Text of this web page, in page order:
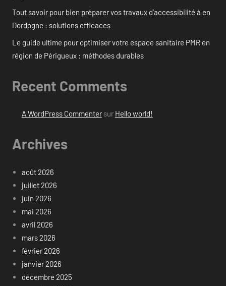
Tout savoir pour bien préparer vos travaux d’accessibilité à en
Dordogne : solutions efficaces
Le guide ultime pour optimiser votre espace sanitaire PMR en
région de Périgueux : méthodes durables
Recent Comments
A WordPress Commentersur Hello world!
Archives
août 2026
juillet 2026
juin 2026
mai 2026
avril 2026
mars 2026
février 2026
janvier 2026
décembre 2025